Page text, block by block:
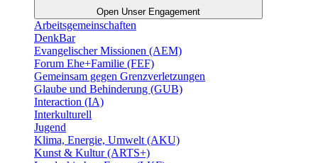
Open Unser Engagement
Arbeitsgemeinschaften
DenkBar
Evangelischer Missionen (AEM)
Forum Ehe+Familie (FEF)
Gemeinsam gegen Grenzverletzungen
Glaube und Behinderung (GUB)
Interaction (IA)
Interkulturell
Jugend
Klima, Energie, Umwelt (AKU)
Kunst & Kultur (ARTS+)